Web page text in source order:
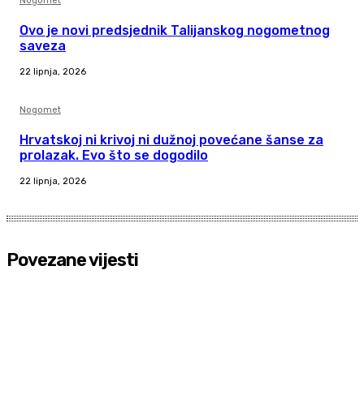
Ovo je novi predsjednik Talijanskog nogometnog
saveza
22 lipnja, 2026
Nogomet
Hrvatskoj ni krivoj ni dužnoj povećane šanse za
prolazak. Evo što se dogodilo
22 lipnja, 2026
Povezane vijesti